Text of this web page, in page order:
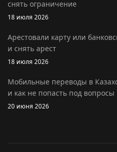
снять ограничение
18 июля 2026
Арестовали карту или
и снять арест
18 июля 2026
Мобильные переводы в
и как не попасть под вопросы
20 июня 2026